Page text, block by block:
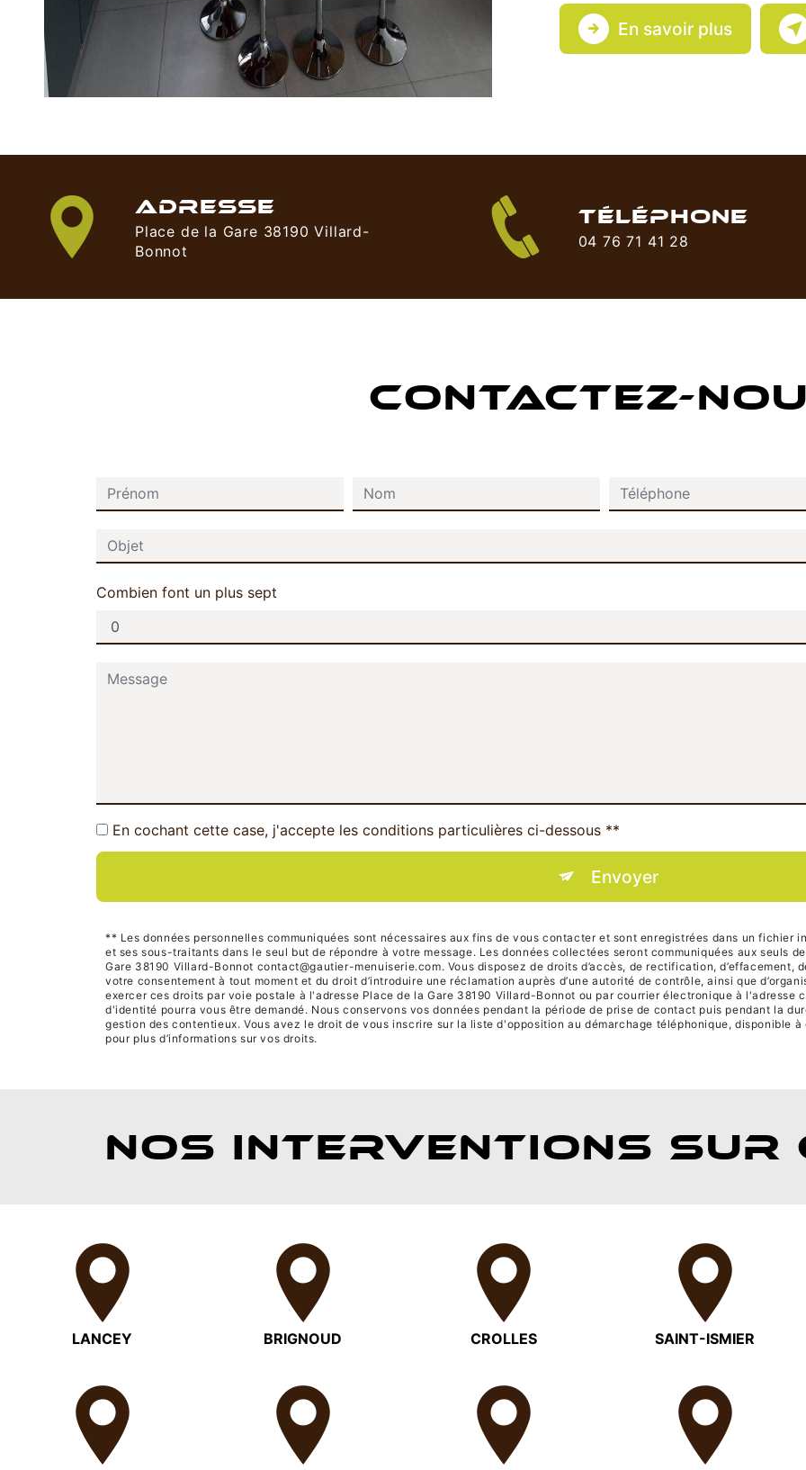
En savoir plus
ADRESSE
Place de la Gare 38190 Villard-
Bonnot
TÉLÉPHONE
04 76 71 41 28
CONTACTEZ-
Combien font un plus sept
En cochant cette case, j'accepte les conditions particulières ci-dessous **
Envoyer
** Les données personnelles communiquées sont nécessaires aux fins de vous contacter et sont enregistrées dans un fichier
et ses sous-traitants dans le seul but de répondre à votre message. Les données collectées seront communiquées aux seuls
Gare 38190 Villard-Bonnot contact@gautier-menuiserie.com. Vous disposez de droits d’accès, de rectification, d’effacement,
votre consentement à tout moment et du droit d’introduire une réclamation auprès d’une autorité de contrôle, ainsi que
exercer ces droits par voie postale à l'adresse Place de la Gare 38190 Villard-Bonnot ou par courrier électronique à
d'identité pourra vous être demandé. Nous conservons vos données pendant la période de prise de contact puis pendant la
gestion des contentieux. Vous avez le droit de vous inscrire sur la liste d'opposition au démarchage téléphonique, disponible
pour plus d’informations sur vos droits.
NOS INTERVENTIONS SUR
LANCEY BRIGNOUD CROLLES SAINT-ISMIER